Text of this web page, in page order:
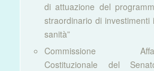
di attuazione del
straordinario di investimenti
sanità”
Commissione
Costituzionale del